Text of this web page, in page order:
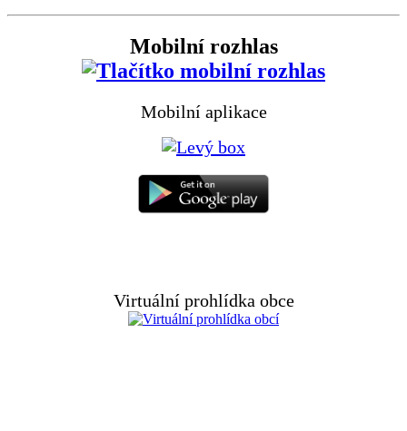
Mobilní rozhlas
Mobilní aplikace
Virtuální prohlídka obce